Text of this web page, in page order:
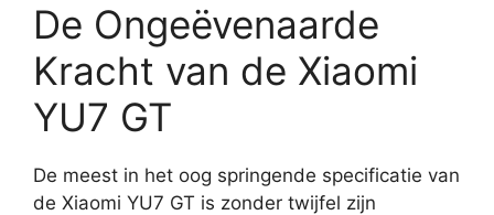
De Ongeëvenaarde
Kracht van de Xiaomi
YU7 GT
De meest in het oog springende specificatie van
de Xiaomi YU7 GT is zonder twijfel zijn